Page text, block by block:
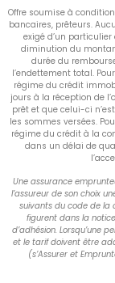
Offre soumise à
bancaires, prêteurs.
exigé d’un particulier
diminution du
durée du
l’endettement total.
régime du crédit
jours à la réception de
prêt et que celui-ci
les sommes versées.
régime du crédit à la
dans un délai de
Une assurance
l’assureur de son choix
suivants du code de la
figurent dans la
d’adhésion. Lorsqu’une
et le tarif doivent être
(s’Assurer et